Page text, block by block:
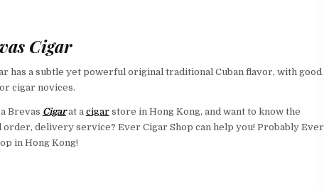
Cigar
has a subtle yet powerful original traditional Cuban flavor, with good
cigar novices.
Brevas Cigarat a cigar store in Hong Kong, and want to know the
delivery service? Ever Cigar Shop can help you! Probably Ever
in Hong Kong!